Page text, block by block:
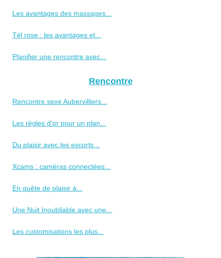
Les avantages des massages...
Tél rose : les avantages et...
Planifier une rencontre avec...
Rencontre
Rencontre sexe Aubervilliers...
Les règles d'or pour un plan...
Du plaisir avec les escorts...
Xcams : caméras connectées...
En quête de plaisir à...
Une Nuit Inoubliable avec une...
Les customisations les plus...